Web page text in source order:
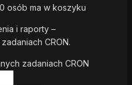
osób ma w koszyku
i raporty –
CRON.
zadaniach CRON